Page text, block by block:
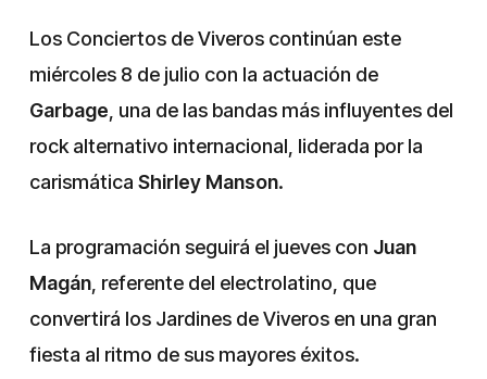
Los Conciertos de Viveros continúan este
miércoles 8 de julio con la actuación de
Garbage , una de las bandas más influyentes del
rock alternativo internacional, liderada por la
carismática Shirley Manson.
La programación seguirá el jueves con Juan
Magán, referente del electrolatino, que
convertirá los Jardines de Viveros en una gran
fiesta al ritmo de sus mayores éxitos.